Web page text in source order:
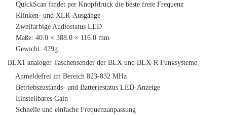
QuickScan findet per Knopfdruck die beste freie Frequenz
Klinken- und XLR-Ausgänge
Zweifarbige Audiostatus LED
Maße: 40.0 × 388.0 × 116.0 mm
Gewicht: 429g
BLX1 analoger Taschensender der BLX und BLX-R Funksysteme
Anmeldefrei im Bereich 823-832 MHz
Betriebszustands- und Batteriestatus LED-Anzeige
Einstellbares Gain
Schnelle und einfache Frequenzanpassung